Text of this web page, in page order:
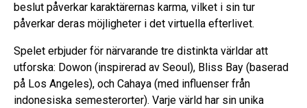
beslut påverkar karaktärernas karma, vilket i sin tur
påverkar deras möjligheter i det virtuella efterlivet.
Spelet erbjuder för närvarande tre distinkta världar att
utforska: Dowon (inspirerad av Seoul), Bliss Bay (baserad
på Los Angeles), och Cahaya (med influenser från
indonesiska semesterorter). Varje värld har sin unika